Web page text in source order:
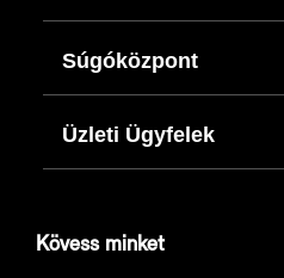
Súgóközpont
Üzleti Ügyfelek
Kövess minket